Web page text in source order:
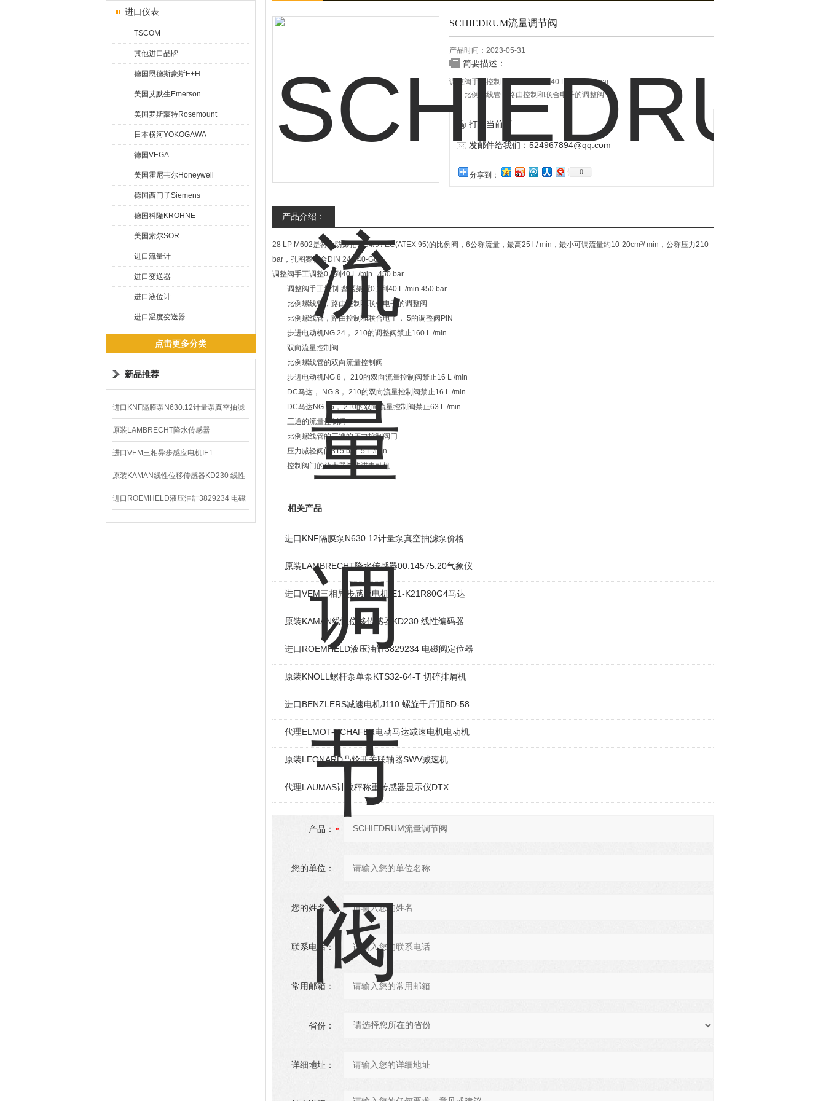
进口仪表
TSCOM
其他进口品牌
德国恩德斯豪斯E+H
美国艾默生Emerson
美国罗斯蒙特Rosemount
日本横河YOKOGAWA
德国VEGA
美国霍尼韦尔Honeywell
德国西门子Siemens
德国科隆KROHNE
美国索尔SOR
进口流量计
进口变送器
进口液位计
进口温度变送器
点击更多分类
新品推荐
进口KNF隔膜泵N630.12计量泵真空抽滤
泵价格
原装LAMBRECHT降水传感器
00.14575.20气象仪
进口VEM三相异步感应电机IE1-
K21R80G4马达
原装KAMAN线性位移传感器KD230 线性
编码器
进口ROEMHELD液压油缸3829234 电磁
阀定位器
SCHIEDRUM流量调节阀
产品时间：2023-05-31
简要描述：
调整阀手工控制-盘区架置0,1到40 L /min 450 bar
比例螺线管，路由控制和联合电子的调整阀
打印当前页
发邮件给我们：524967894@qq.com
分享到： 0
产品介绍：
28 LP M602是符合防爆指令94/9 / EC(ATEX 95)的比例阀，6公称流量，最高25 l / min，最小可调流量约10-20cm³/ min，公称压力210
bar，孔图案符合DIN 24 340-G6。
调整阀手工调整0,1到40 L /min 450 bar
调整阀手工控制-盘区架置0,1到40 L /min 450 bar
比例螺线管，路由控制和联合电子的调整阀
比例螺线管，路由控制和联合电子， 5的调整阀PIN
步进电动机NG 24， 210的调整阀禁止160 L /min
双向流量控制阀
比例螺线管的双向流量控制阀
步进电动机NG 8， 210的双向流量控制阀禁止16 L /min
DC马达， NG 8， 210的双向流量控制阀禁止16 L /min
DC马达NG 15， 210的双向流量控制阀禁止63 L /min
三通的流量控制阀
比例螺线管的三通的压力控制阀门
压力减轻阀门315 bar 5 L /min
控制阀门的放大器与步进电动机
相关产品
进口KNF隔膜泵N630.12计量泵真空抽滤泵价格
原装LAMBRECHT降水传感器00.14575.20气象仪
进口VEM三相异步感应电机IE1-K21R80G4马达
原装KAMAN线性位移传感器KD230 线性编码器
进口ROEMHELD液压油缸3829234 电磁阀定位器
原装KNOLL螺杆泵单泵KTS32-64-T 切碎排屑机
进口BENZLERS减速电机J110 螺旋千斤顶BD-58
代理ELMOT-SCHAFER电动马达减速电机电动机
原装LEONARD凸轮开关联轴器‌SWV减速机
代理LAUMAS计数秤称重传感器显示仪DTX
产品：
您的单位：
您的姓名：
联系电话：
常用邮箱：
省份：
详细地址：